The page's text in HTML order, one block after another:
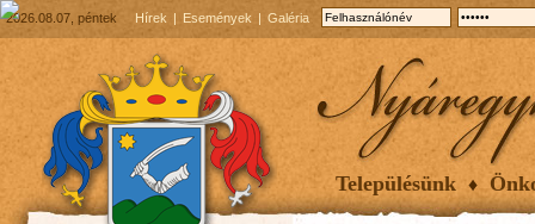
2026.08.07, péntek Hírek Események Galéria
Településünk